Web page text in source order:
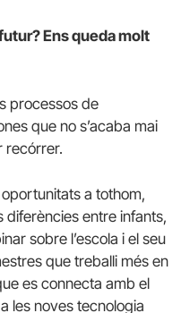
Ens queda molt
processos de
que no s’acaba mai
recórrer.
a tothom,
entre infants,
sobre l’escola i el seu
que treballi més en
es connecta amb el
les noves tecnologia